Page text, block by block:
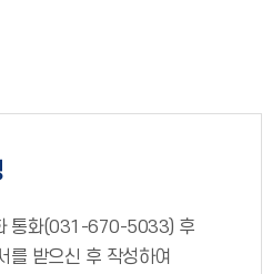
통화(031-670-5033) 후
를 받으신 후 작성하여